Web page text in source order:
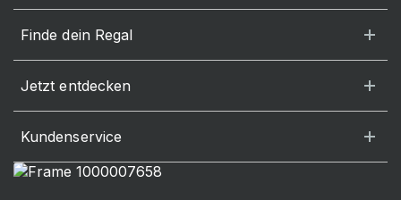
Finde dein Regal
Jetzt entdecken
Kundenservice